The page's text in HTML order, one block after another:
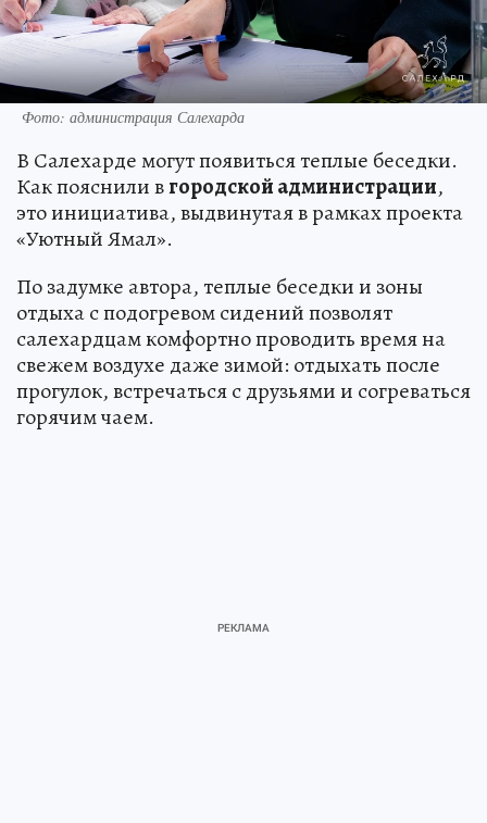
Фото: администрация Салехарда
В Салехарде могут появиться теплые беседки.
Как пояснили вгородской администрации,
это инициатива, выдвинутая в рамках проекта
«Уютный Ямал».
По задумке автора, теплые беседки и зоны
отдыха с подогревом сидений позволят
салехардцам комфортно проводить время на
свежем воздухе даже зимой: отдыхать после
прогулок, встречаться с друзьями и согреваться
горячим чаем.